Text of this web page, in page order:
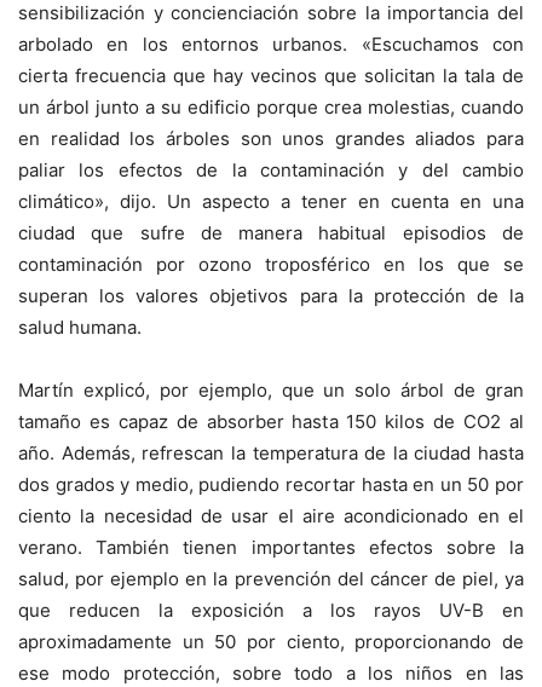
sensibilización y concienciación sobre la importancia del
arbolado en los entornos urbanos. «Escuchamos con
cierta frecuencia que hay vecinos que solicitan la tala de
un árbol junto a su edificio porque crea molestias, cuando
en realidad los árboles son unos grandes aliados para
paliar los efectos de la contaminación y del cambio
climático», dijo. Un aspecto a tener en cuenta en una
ciudad que sufre de manera habitual episodios de
contaminación por ozono troposférico en los que se
superan los valores objetivos para la protección de la
salud humana.
Martín explicó, por ejemplo, que un solo árbol de gran
tamaño es capaz de absorber hasta 150 kilos de CO2 al
año. Además, refrescan la temperatura de la ciudad hasta
dos grados y medio, pudiendo recortar hasta en un 50 por
ciento la necesidad de usar el aire acondicionado en el
verano. También tienen importantes efectos sobre la
salud, por ejemplo en la prevención del cáncer de piel, ya
que reducen la exposición a los rayos UV-B en
aproximadamente un 50 por ciento, proporcionando de
ese modo protección, sobre todo a los niños en las